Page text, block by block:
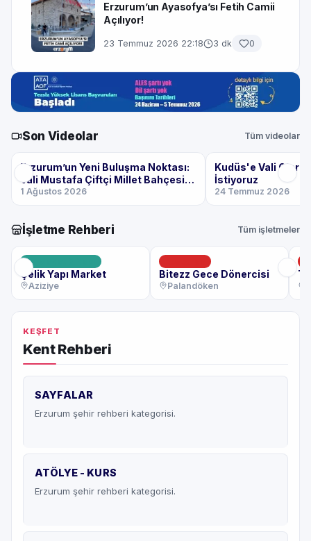
Erzurum’un Ayasofya’sı Fetih Camii
Açılıyor!
23 Temmuz 2026 22:18 3 dk 0
Son Videolar Tüm videolar
Erzurum’un Yeni Buluşma Noktası:
Vali Mustafa Çiftçi Millet Bahçesi
Gezimiz!
1 Ağustos 2026
Kudüs'e Vali
İstiyoruz
24 Temmuz 2026
İşletme Rehberi Tüm işletmeler
Hırdavat & Yapı
Çelik Yapı Market
Aziziye
Bitezz Gece Dönercisi
Palandöken
KEŞFET
Kent Rehberi
SAYFALAR
Erzurum şehir rehberi kategorisi.
ATÖLYE - KURS
Erzurum şehir rehberi kategorisi.